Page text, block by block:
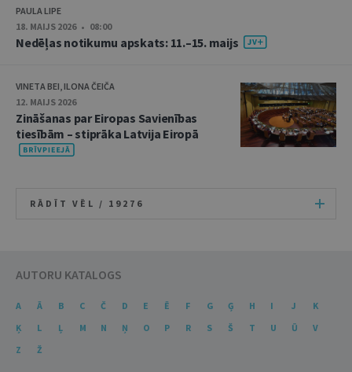
PAULA LIPE
18. MAIJS 2026 • 08:00
Nedēļas notikumu apskats: 11.–15. maijs
VINETA BEI, ILONA ČEIČA
12. MAIJS 2026
Zināšanas par Eiropas Savienības
tiesībām – stiprāka Latvija Eiropā
RĀDĪT VĒL / 19276
AUTORU KATALOGS
A Ā B C Č D E Ē F G Ģ H I J
K
Ķ
L Ļ M N Ņ O P R S Š T U Ū
V
Z
Ž